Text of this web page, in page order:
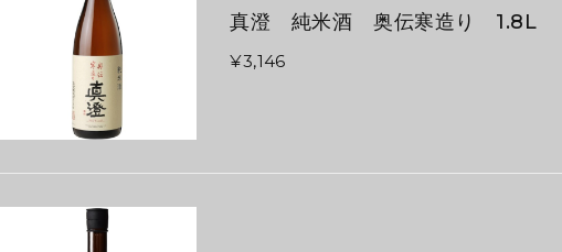
真澄 純米酒 奥伝寒造り 1.8L
¥3,146